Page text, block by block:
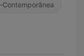
Contemporânea